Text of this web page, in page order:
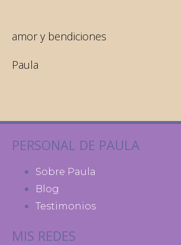
amor y bendiciones
Paula
PERSONAL DE PAULA
Sobre Paula
Blog
Testimonios
MIS REDES